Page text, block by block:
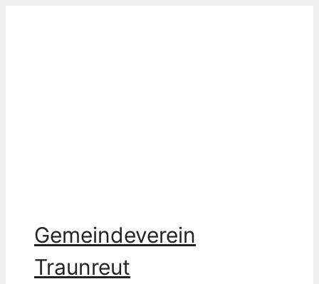
Gemeindeverein
Traunreut